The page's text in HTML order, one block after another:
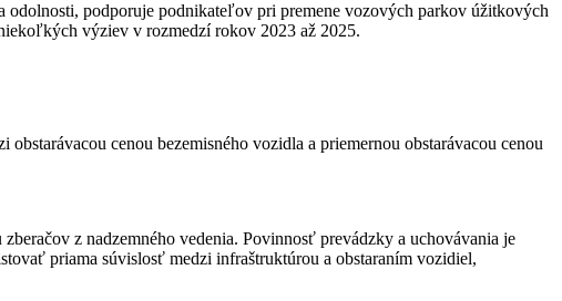
podporuje podnikateľov pri premene vozových parkov úžitkových
výziev v rozmedzí rokov 2023 až 2025.
cenou bezemisného vozidla a priemernou obstarávacou cenou
z nadzemného vedenia. Povinnosť prevádzky a uchovávania je
priama súvislosť medzi infraštruktúrou a obstaraním vozidiel,